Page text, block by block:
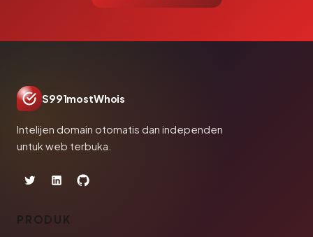
S991mostWhois
Intelijen domain otomatis dan independen
untuk web terbuka.
PRODUK